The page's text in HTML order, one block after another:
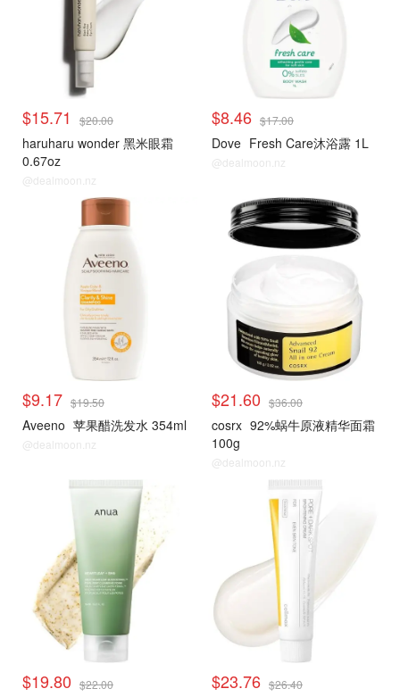
$15.71 $20.00
haruharu wonder 黑米眼霜
0.67oz
@dealmoon.nz
$8.46 $17.00
Dove Fresh Care沐浴露 1L
@dealmoon.nz
$9.17 $19.50
Aveeno 苹果醋洗发水 354ml
@dealmoon.nz
$21.60 $36.00
cosrx 92%蜗牛原液精华面霜
100g
@dealmoon.nz
$19.80 $22.00 $23.76 $26.40